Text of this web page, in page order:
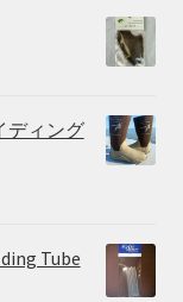
ディング
Tube